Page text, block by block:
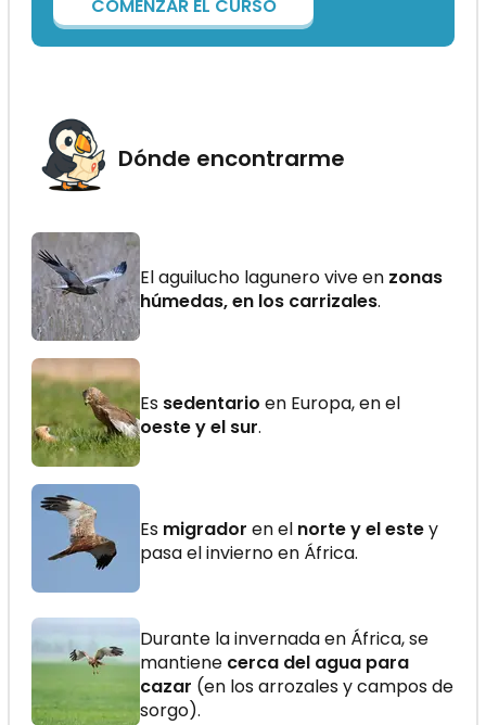
COMENZAR EL CURSO
Dónde encontrarme
El aguilucho lagunero vive en zonas
húmedas, en los carrizales.
Es sedentario en Europa, en el
oeste y el sur.
Es migrador en el norte y el estey
pasa el invierno en África.
Durante la invernada en África, se
mantiene cerca del agua para
cazar (en los arrozales y campos de
sorgo).